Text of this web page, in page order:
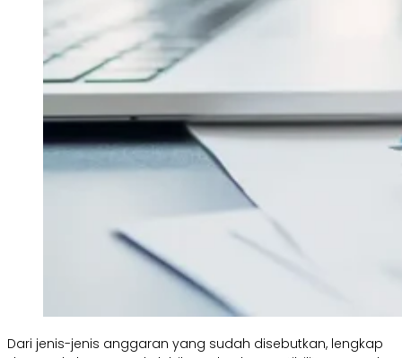
Dari jenis-jenis anggaran yang sudah disebutkan, lengkap